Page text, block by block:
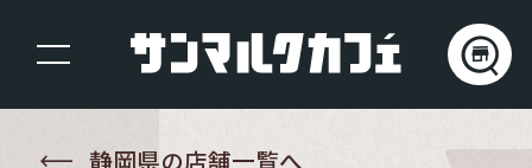
静岡県の店舗一覧へ